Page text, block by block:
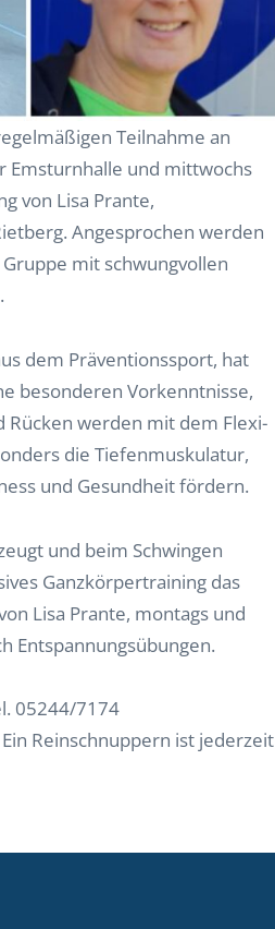
Teilnahme an
Emsturnhalle und mittwochs
von Lisa Prante,
Angesprochen werden
mit schwungvollen
dem Präventionssport, hat
besonderen Vorkenntnisse,
Rücken werden mit dem Flexi-
die Tiefenmuskulatur,
und Gesundheit fördern.
und beim Schwingen
Ganzkörpertraining das
Lisa Prante, montags und
Entspannungsübungen.
05244/7174
Reinschnuppern ist jederzeit